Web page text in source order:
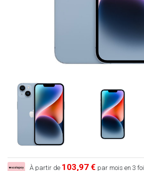
À partir de 103,97 € par mois en 3